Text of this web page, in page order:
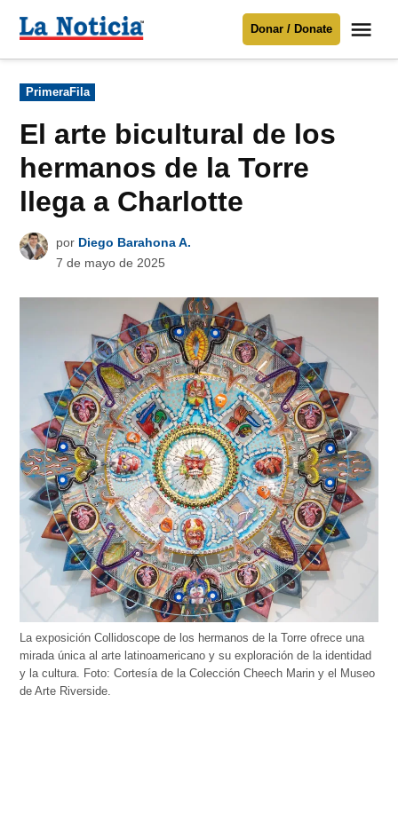
Para mantenerte informado necesitamos
Donar
contenido
Noticia
Donar / Donate
Publicado
en
PrimeraFila
El arte bicultural de los
hermanos de la Torre
llega a Charlotte
por Diego Barahona A.
7 de mayo de 2025
La exposición Collidoscope de los hermanos de la Torre ofrece una
mirada única al arte latinoamericano y su exploración de la identidad
y la cultura. Foto: Cortesía de la Colección Cheech Marin y el Museo
de Arte Riverside.